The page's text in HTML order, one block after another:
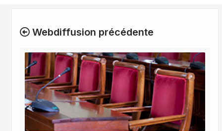
Webdiffusion précédente